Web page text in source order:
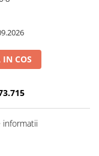
COS